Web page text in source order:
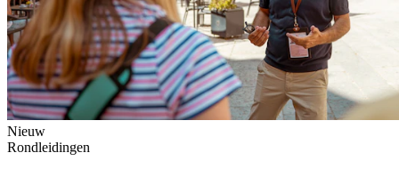
Nieuw
Rondleidingen